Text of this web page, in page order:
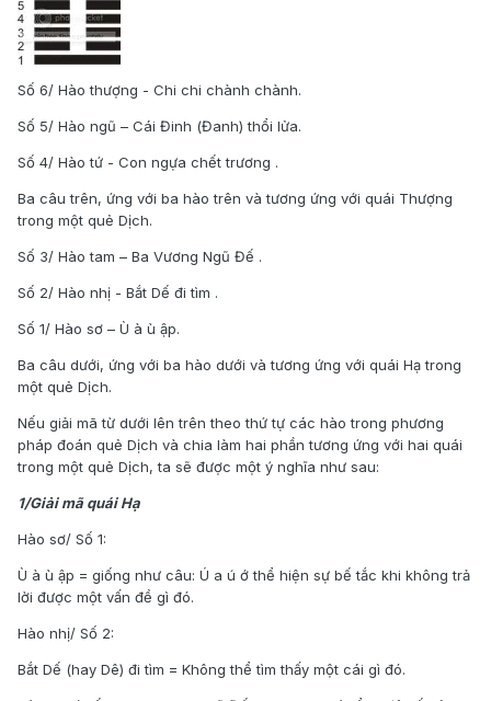
Số 6/ Hào thượng - Chi chi chành chành.
Số 5/ Hào ngũ – Cái Đinh (Đanh) thổi lửa.
Số 4/ Hào tứ - Con ngựa chết trương .
Ba câu trên, ứng với ba hào trên và tương ứng với quái Thượng
trong một quẻ Dịch.
Số 3/ Hào tam – Ba Vương Ngũ Đế .
Số 2/ Hào nhị - Bắt Dế đi tìm .
Số 1/ Hào sơ – Ù à ù ập.
Ba câu dưới, ứng với ba hào dưới và tương ứng với quái Hạ trong
một quẻ Dịch.
Nếu giải mã từ dưới lên trên theo thứ tự các hào trong phương
pháp đoán quẻ Dịch và chia làm hai phần tương ứng với hai quái
trong một quẻ Dịch, ta sẽ được một ý nghĩa như sau:
1/Giải mã quái Hạ
Hào sơ/ Số 1:
Ù à ù ập = giống như câu: Ú a ú ớ thể hiện sự bế tắc khi không trả
lời được một vấn đề gì đó.
Hào nhị/ Số 2:
Bắt Dế (hay Dê) đi tìm = Không thể tìm thấy một cái gì đó.